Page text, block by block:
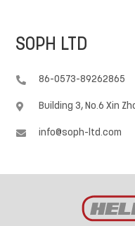
SOPH LTD
 86-0573-89262865
 Building 3, No.6 Xin
 info@soph-ltd.com